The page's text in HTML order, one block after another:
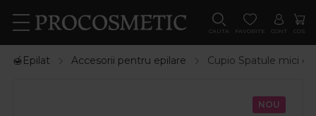
CAUTA FAVORITE CONT COS
🍯Epilat Accesorii pentru epilare Cupio Spatule mici
NOU